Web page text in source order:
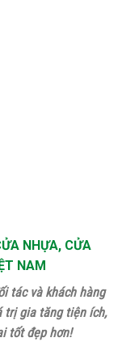
NHỰA, CỬA
NAM
tác và khách hàng
trị gia tăng tiện ích,
tốt đẹp hơn!